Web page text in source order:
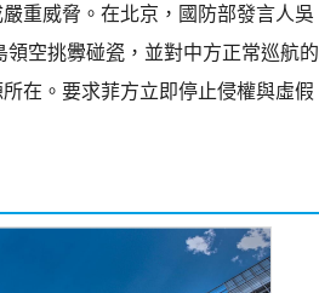
重威脅。在北京，國防部發言人吳
空挑釁碰瓷，並對中方正常巡航的
在。要求菲方立即停止侵權與虛假